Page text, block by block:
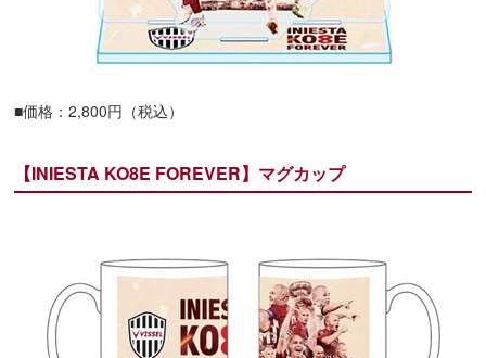
■価格：2,800円（税込）
【INIESTA KO8E FOREVER】マグカップ